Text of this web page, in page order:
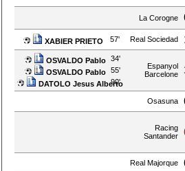
La Corogne
XABIER PRIETO 57' Real Sociedad
OSVALDO Pablo
34'
OSVALDO Pablo
55'
DATOLO Jesus Alberto
90'
Espanyol
Barcelone
Osasuna
Racing
Santander
Real Majorque